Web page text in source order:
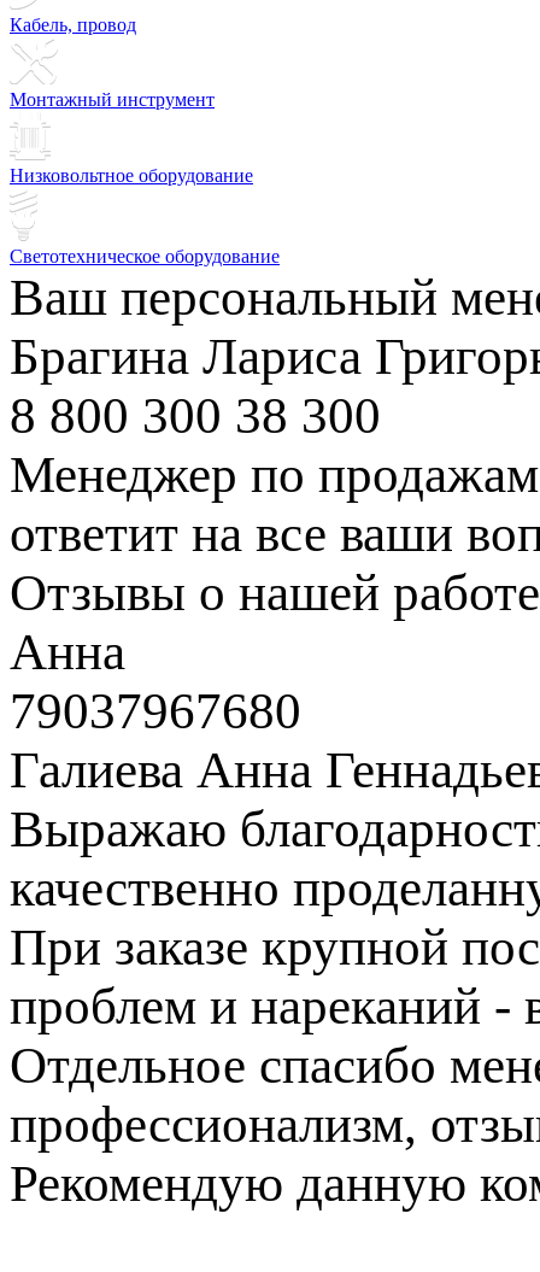
Кабель, провод
Монтажный инструмент
Низковольтное оборудование
Светотехническое оборудование
Ваш персональный
Брагина Лариса
8 800 300 38 300
Менеджер по продажам
ответит на все ваши
Отзывы о нашей работе
Анна
79037967680
Галиева Анна
Выражаю
качественно
При заказе крупной
проблем и нареканий -
Отдельное спасибо
профессионализм,
Рекомендую данную